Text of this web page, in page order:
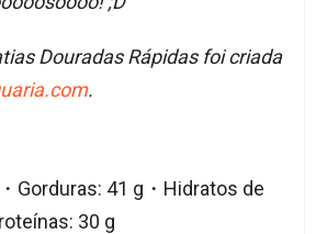
Douradas Rápidas foi criada
.
Gorduras: 41 g・Hidratos de
30 g